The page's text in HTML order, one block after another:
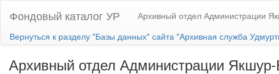
Фондовый каталог УР
Архивный отдел Администрации
Вернуться к разделу "Базы данных" сайта "Архивная служба
Архивный отдел Администрации Якшур-